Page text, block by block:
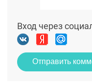
Вход через
Отправить